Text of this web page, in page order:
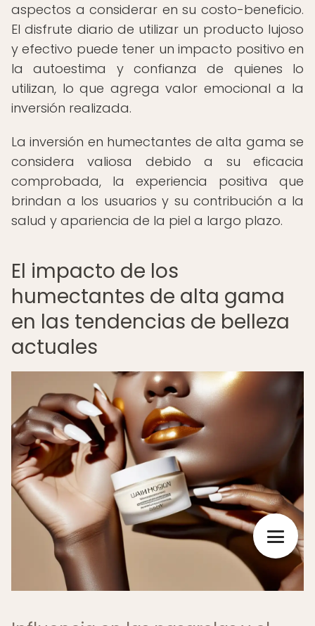
aspectos a considerar en su costo-beneficio.
El disfrute diario de utilizar un producto lujoso
y efectivo puede tener un impacto positivo en
la autoestima y confianza de quienes lo
utilizan, lo que agrega valor emocional a la
inversión realizada.
La inversión en humectantes de alta gama se
considera valiosa debido a su eficacia
comprobada, la experiencia positiva que
brindan a los usuarios y su contribución a la
salud y apariencia de la piel a largo plazo.
El impacto de los
humectantes de alta gama
en las tendencias de belleza
actuales